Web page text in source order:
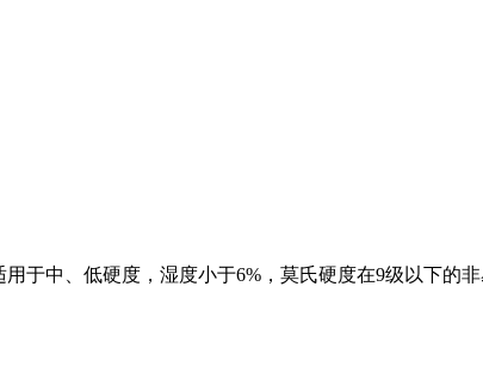
于中、低硬度，湿度小于6%，莫氏硬度在9级以下的